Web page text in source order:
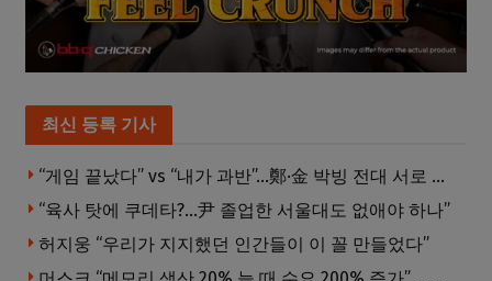
최신 등록 기사
“게임 끝났다” vs “내가 과반”…鄭·金 박빙 전대 서로 우위 주장
“육사 탓에 쿠데타?…尹 졸업한 서울대도 없애야 하나”
허지웅 “우리가 지지했던 인간들이 이 꼴 만들었다”